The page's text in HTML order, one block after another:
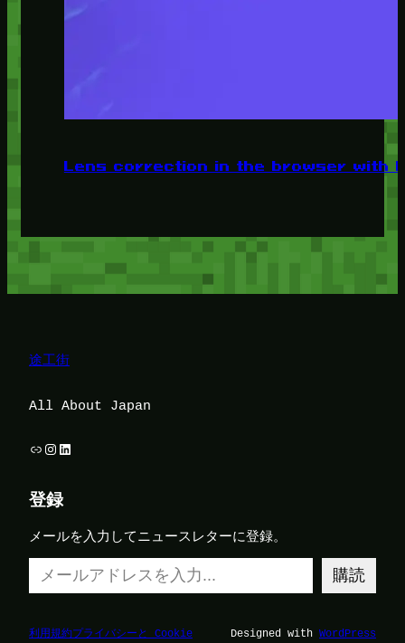
Lens correction in the browser with
途工街
All About Japan
リンク Instagram LinkedIn
登録
メールを入力してニュースレターに登録。
メールアドレスを入力…
購読
利用規約プライバシーと Cookie Designed with WordPress